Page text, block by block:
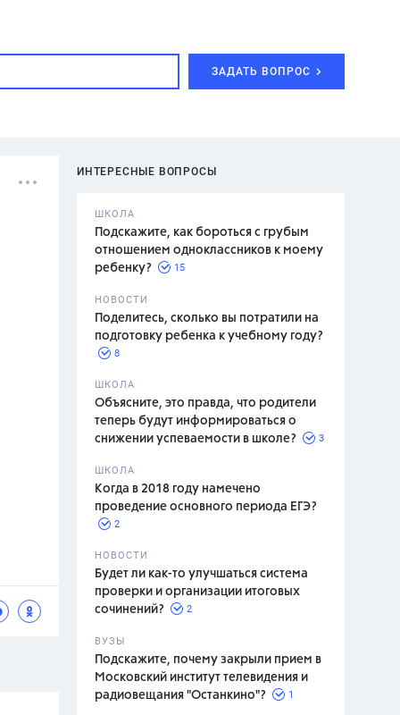
ЗАДАТЬ ВОПРОС
ИНТЕРЕСНЫЕ ВОПРОСЫ
ШКОЛА
Подскажите, как бороться с грубым
отношением одноклассников к моему
ребенку?
15
НОВОСТИ
Поделитесь, сколько вы потратили на
подготовку ребенка к учебному году?
8
ШКОЛА
Объясните, это правда, что родители
теперь будут информироваться о
снижении успеваемости в школе?
3
ШКОЛА
Когда в 2018 году намечено
проведение основного периода ЕГЭ?
2
НОВОСТИ
Будет ли как-то улучшаться система
проверки и организации итоговых
сочинений?
2
ВУЗЫ
Подскажите, почему закрыли прием в
Московский институт телевидения и
радиовещания "Останкино"?
1